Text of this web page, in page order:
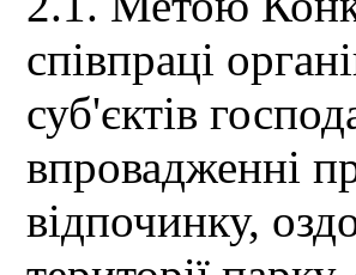
співпраці
суб'єктів
впровадженні
відпочинку,